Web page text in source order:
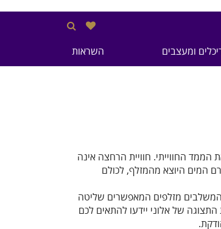
ומעצבים השראות
החווייתי. חוויית הרחצה אינה
המים היוצא מהמזלף, לכולם
המשלבים מזלפים המאפשרים שליטה
של אלוני יידעו להתאים לכם